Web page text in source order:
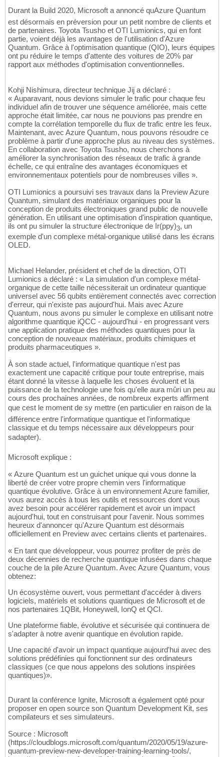
Durant la Build 2020, Microsoft a annoncé quAzure Quantum
est désormais en préversion pour un petit nombre de clients et
de partenaires. Toyota Tsusho et OTI Lumionics, qui en font
partie, voient déjà les avantages de l'utilisation d'Azure
Quantum. Grâce à l'optimisation quantique (QIO), leurs équipes
ont pu réduire le temps d'attente des voitures de 20% par
rapport aux méthodes d'optimisation conventionnelles.
Kohji Nishimura, directeur technique Jij a déclaré :
« Auparavant, nous devions simuler le trafic pour chaque feu
individuel afin de trouver une séquence améliorée, mais cette
approche était limitée, car nous ne pouvions pas prendre en
compte la corrélation temporelle du flux de trafic entre les feux.
Maintenant, avec Azure Quantum, nous pouvons résoudre ce
problème à partir d'une approche plus au niveau des systèmes.
En collaboration avec Toyota Tsusho, nous cherchons à
améliorer la synchronisation des réseaux de trafic à grande
échelle, ce qui entraîne des avantages économiques et
environnementaux potentiels pour de nombreuses villes ».
OTI Lumionics a poursuivi ses travaux dans la Preview Azure
Quantum, simulant des matériaux organiques pour la
conception de produits électroniques grand public de nouvelle
génération. En utilisant une optimisation d'inspiration quantique,
ils ont pu simuler la structure électronique de Ir(ppy)3, un
exemple d'un complexe métal-organique utilisé dans les écrans
OLED.
Michael Helander, président et chef de la direction, OTI
Lumionics a déclaré : « La simulation d'un complexe métal-
organique de cette taille nécessiterait un ordinateur quantique
universel avec 56 qubits entièrement connectés avec correction
d'erreur, qui n'existe pas aujourd'hui. Mais avec Azure
Quantum, nous avons pu simuler le complexe en utilisant notre
algorithme quantique iQCC - aujourd'hui - en progressant vers
une application pratique des méthodes quantiques pour la
conception de nouveaux matériaux, produits chimiques et
produits pharmaceutiques ».
À son stade actuel, l'informatique quantique n'est pas
exactement une capacité critique pour toute entreprise, mais
étant donné la vitesse à laquelle les choses évoluent et la
puissance de la technologie une fois qu'elle aura mûri un peu au
cours des prochaines années, de nombreux experts affirment
que cest le moment de sy mettre (en particulier en raison de la
différence entre l'informatique quantique et l'informatique
classique et du temps nécessaire aux développeurs pour
sadapter).
Microsoft explique :
« Azure Quantum est un guichet unique qui vous donne la
liberté de créer votre propre chemin vers l'informatique
quantique évolutive. Grâce à un environnement Azure familier,
vous aurez accès à tous les outils et ressources dont vous
avez besoin pour accélérer rapidement et avoir un impact
aujourd'hui, tout en construisant pour l'avenir. Nous sommes
heureux d'annoncer qu'Azure Quantum est désormais
officiellement en Preview avec certains clients et partenaires.
« En tant que développeur, vous pourrez profiter de près de
deux décennies de recherche quantique infusées dans chaque
couche de la pile Azure Quantum. Avec Azure Quantum, vous
obtenez:
Un écosystème ouvert, vous permettant d'accéder à divers
logiciels, matériels et solutions quantiques de Microsoft et de
nos partenaires 1QBit, Honeywell, IonQ et QCI.
Une plateforme fiable, évolutive et sécurisée qui continuera de
s'adapter à notre avenir quantique en évolution rapide.
Une capacité d'avoir un impact quantique aujourd'hui avec des
solutions prédéfinies qui fonctionnent sur des ordinateurs
classiques (ce que nous appelons des solutions inspirées
quantiques)».
Durant la conférence Ignite, Microsoft a également opté pour
proposer en open source son Quantum Development Kit, ses
compilateurs et ses simulateurs.
Source : Microsoft
(https://cloudblogs.microsoft.com/quantum/2020/05/19/azure-
quantum-preview-new-developer-training-learning-tools/,